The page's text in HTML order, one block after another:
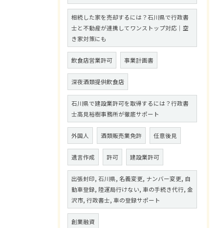
相続した家を売却するには？石川県で行政書
士と不動産が連携してワンストップ対応｜空
き家対策にも
飲食店営業許可 事業計画書
深夜酒類提供飲食店
石川県で建設業許可を取得するには？行政書
士高見裕樹事務所が徹底サポート
外国人 酒類販売業免許 任意後見
遺言作成 許可 建設業許可
出張封印, 石川県, 名義変更, ナンバー変更, 自
動車登録, 陸運局行けない, 車の手続き代行, 金
沢市, 行政書士, 車の登録サポート
創業融資